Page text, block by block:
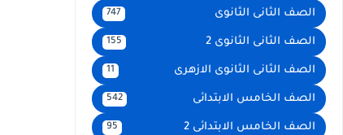
الصف الثانى الثانوى 747
الصف الثانى الثانوى 2 155
الصف الثانى الثانوى الازهرى 11
الصف الخامس الابتدائى 542
الصف الخامس الابتدائى 2 95